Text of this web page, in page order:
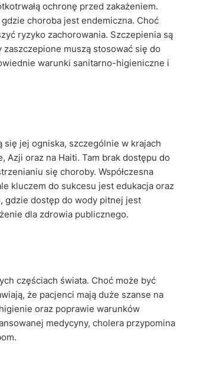
ochronę przed zakażeniem.
choroba jest endemiczna. Choć
ryzyko zachorowania. Szczepienia są
muszą stosować się do
warunki sanitarno-higieniczne i
jej ogniska, szczególnie w krajach
Azji oraz na Haiti. Tam brak dostępu do
się choroby. Współczesna
kluczem do sukcesu jest edukacja oraz
gdzie dostęp do wody pitnej jest
dla zdrowia publicznego.
częściach świata. Choć może być
że pacjenci mają duże szanse na
oraz poprawie warunków
medycyny, cholera przypomina